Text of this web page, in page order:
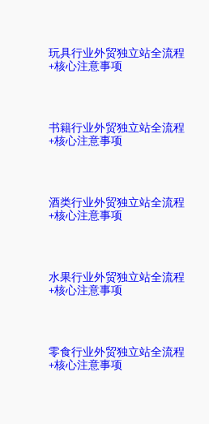
玩具行业外贸独立站全流程
+核心注意事项
书籍行业外贸独立站全流程
+核心注意事项
酒类行业外贸独立站全流程
+核心注意事项
水果行业外贸独立站全流程
+核心注意事项
零食行业外贸独立站全流程
+核心注意事项